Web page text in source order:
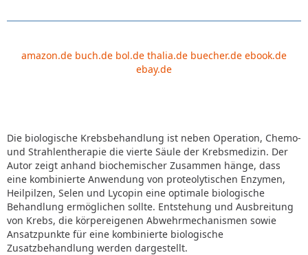
amazon.de buch.de bol.de thalia.de buecher.de ebook.de
ebay.de
Die biologische Krebsbehandlung ist neben Operation, Chemo-
und Strahlentherapie die vierte Säule der Krebsmedizin. Der
Autor zeigt anhand biochemischer Zusammen hänge, dass
eine kombinierte Anwendung von proteolytischen Enzymen,
Heilpilzen, Selen und Lycopin eine optimale biologische
Behandlung ermöglichen sollte. Entstehung und Ausbreitung
von Krebs, die körpereigenen Abwehrmechanismen sowie
Ansatzpunkte für eine kombinierte biologische
Zusatzbehandlung werden dargestellt.